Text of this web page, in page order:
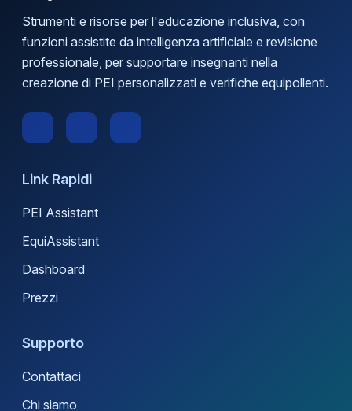
Strumenti e risorse per l'educazione inclusiva, con
funzioni assistite da intelligenza artificiale e revisione
professionale, per supportare insegnanti nella
creazione di PEI personalizzati e verifiche equipollenti.
Link Rapidi
PEI Assistant
EquiAssistant
Dashboard
Prezzi
Supporto
Contattaci
Chi siamo